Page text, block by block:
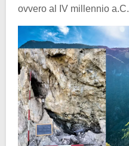
ovvero al IV millennio a.C.